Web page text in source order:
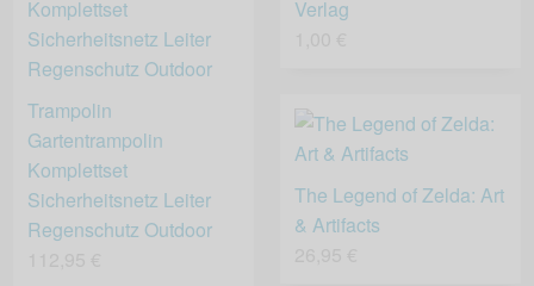
Verlag
Trampolin
Gartentrampolin
Komplettset
Sicherheitsnetz Leiter
Regenschutz Outdoor
The Legend of Zelda: Art
& Artifacts